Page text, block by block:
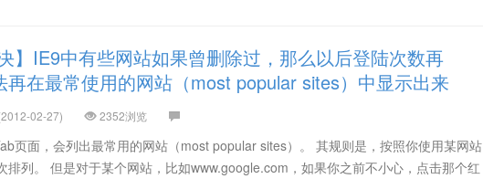
决】IE9中有些网站如果曾删除过，那么以后登陆次数再
再在最常使用的网站（most popular sites）中显示出来
02-27) 2352浏览
页面，会列出最常用的网站（most popular sites）。 其规则是，按照你使用某网站
排列。 但是对于某个网站，比如www.google.com，如果你之前不小心，点击那个红